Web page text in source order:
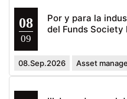
08
09
Por y para la
del Funds Society
08.Sep.2026 Asset